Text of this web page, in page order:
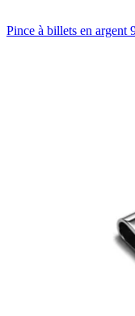
Pince à billets en argent